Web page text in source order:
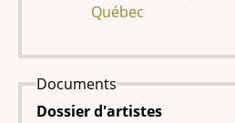
Québec
Documents
Dossier d'artistes